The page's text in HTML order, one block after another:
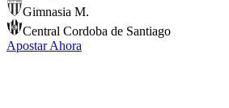
Gimnasia M.
Central Cordoba de Santiago
Apostar Ahora